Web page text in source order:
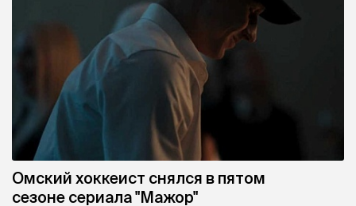
Омский хоккеист снялся в пятом
сезоне сериала "Мажор"